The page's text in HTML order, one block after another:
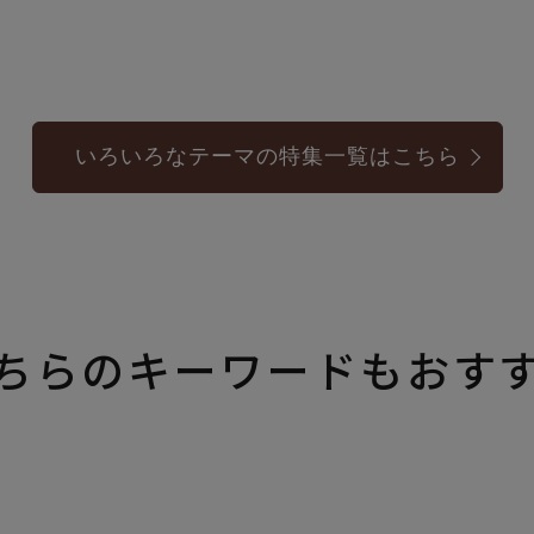
いろいろなテーマの特集一覧はこちら
らのキーワードもおす